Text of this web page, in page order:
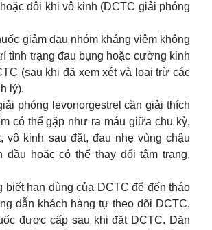
đôi khi vô kinh (DCTC giải phóng
giảm đau nhóm kháng viêm không
tình trạng đau bụng hoặc cường kinh
(sau khi đã xem xét và loại trừ các
lý).
phóng levonorgestrel cần giải thích
có thể gặp như ra máu giữa chu kỳ,
vô kinh sau đặt, đau nhẹ vùng chậu
đầu hoặc có thể thay đổi tâm trạng,
biết hạn dùng của DCTC để đến tháo
dẫn khách hàng tự theo dõi DCTC,
được cấp sau khi đặt DCTC. Dặn